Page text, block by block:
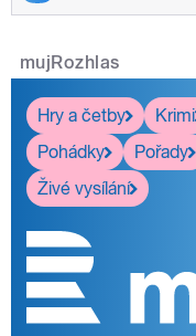
mujRozhlas
Hry a četby
Krimi
Pohádky
Pořady
Živé vysílání